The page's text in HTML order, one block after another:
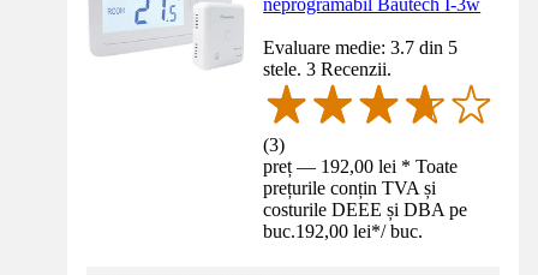
neprogramabil Bautech I-3w
Evaluare medie: 3.7 din 5
stele. 3 Recenzii.
(3)
preț — 192,00 lei * Toate
prețurile conțin TVA și
costurile DEEE și DBA pe
buc.192,00 lei*/ buc.